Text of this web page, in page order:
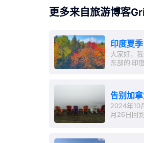
更多来自旅游博客
印度夏
大家好，
东部的'印
告别加
2024年10
月26日回